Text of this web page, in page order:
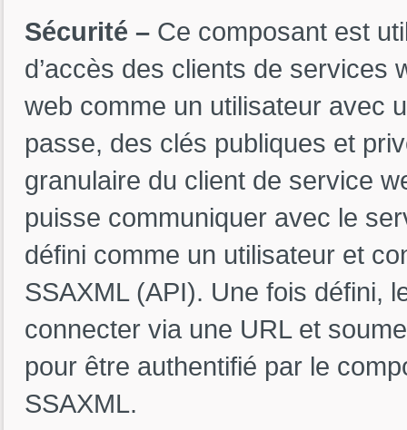
Sécurité – Ce composant est
d’accès des clients de services
web comme un utilisateur avec
passe, des clés publiques et
granulaire du client de service
puisse communiquer avec le
défini comme un utilisateur et
SSAXML (API). Une fois défini,
connecter via une URL et
pour être authentifié par le
SSAXML.